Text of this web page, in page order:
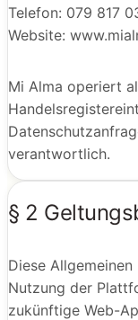
Telefon: 079 817
Website:
Mi Alma operiert
verantwortlich.
§ 2
Diese
Nutzung der
zukünftige Web-